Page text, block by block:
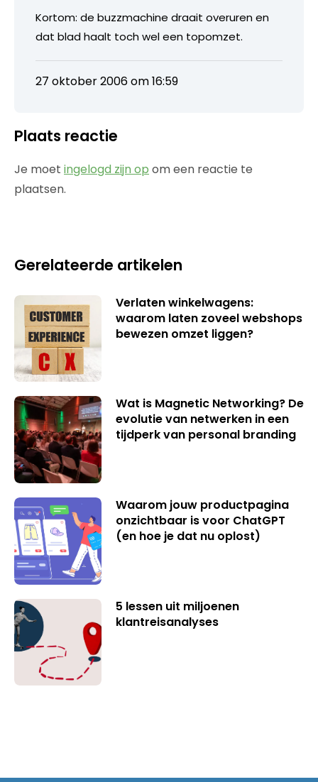
Kortom: de buzzmachine draait overuren en
dat blad haalt toch wel een topomzet.
27 oktober 2006 om 16:59
Plaats reactie
Je moet ingelogd zijn op om een reactie te
plaatsen.
Gerelateerde artikelen
Verlaten winkelwagens:
waarom laten zoveel webshops
bewezen omzet liggen?
Wat is Magnetic Networking? De
evolutie van netwerken in een
tijdperk van personal branding
Waarom jouw productpagina
onzichtbaar is voor ChatGPT
(en hoe je dat nu oplost)
5 lessen uit miljoenen
klantreisanalyses